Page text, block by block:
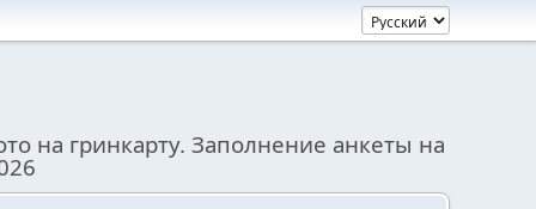
на гринкарту. Заполнение анкеты на